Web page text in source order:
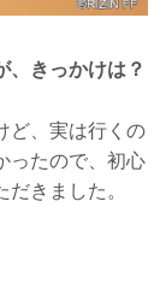
、きっかけは？
ど、実は行くの
ったので、初心
きました。